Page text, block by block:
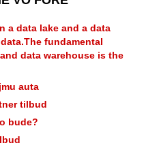
a data lake and a data
fundamental
data warehouse is the
auta
tilbud
bude?